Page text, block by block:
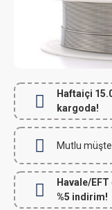
Haftaiçi
kargoda!
Mutlu
Havale/EFT
%5 indirim!